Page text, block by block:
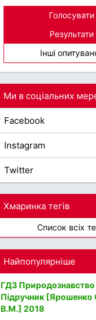
Голосувати
Результати
Інші
Ми в соціальних
Facebook
Instagram
Twitter
Хмаринка тегів
Список всіх
Найпопулярніше
ГДЗ Природознавство
Підручник [Ярошенко
В.М.] 2018